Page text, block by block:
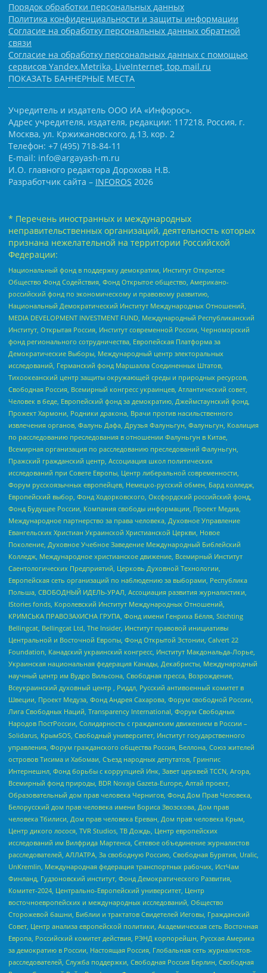
Порядок обработки персональных данных
Политика конфиденциальности и защиты информации
Согласие на обработку персональных данных обратной
связи
Согласие на обработку персональных данных с помощью
сервисов Yandex.Metrika, LiveInternet, top.mail.ru
ПОКАЗАТЬ БАННЕРНЫЕ МЕСТА
Учредитель и издатель ООО ИА «Инфорос».
Адрес учредителя, издателя, редакции: 117218, Россия, г.
Москва, ул. Кржижановского, д.13, кор. 2
Телефон: +7 (495) 718-84-11
E-mail: info@argayash-m.ru
И.О. главного редактора Дорохова Н.В.
Разработчик сайта – INFOROS 2026
* Перечень иностранных и международных
неправительственных организаций, деятельность которых
признана нежелательной на территории Российской
Федерации:
Национальный фонд в поддержку демократии, Институт Открытое
Общество Фонд Содействия, Фонд Открытое общество, Американо-
российский фонд по экономическому и правовому развитию,
Национальный Демократический Институт Международных Отношений,
MEDIA DEVELOPMENT INVESTMENT FUND, Международный Республиканский
Институт, Открытая Россия, Институт современной России, Черноморский
фонд регионального сотрудничества, Европейская Платформа за
Демократические Выборы, Международный центр электоральных
исследований, Германский фонд Маршалла Соединенных Штатов,
Тихоокеанский центр защиты окружающей среды и природных ресурсов,
Свободная Россия, Всемирный конгресс украинцев, Атлантический совет,
Человек в беде, Европейский фонд за демократию, Джеймстаунский фонд,
Прожект Хармони, Родники дракона, Врачи против насильственного
извлечения органов, Фалунь Дафа, Друзья Фалуньгун, Фалуньгун, Коалиция
по расследованию преследования в отношении Фалуньгун в Китае,
Всемирная организация по расследованию преследований Фалуньгун,
Пражский гражданский центр, Ассоциация школ политических
исследований при Совете Европы, Центр либеральной современности,
Форум русскоязычных европейцев, Немецко-русский обмен, Бард колледж,
Европейский выбор, Фонд Ходорковского, Оксфордский российский фонд,
Фонд Будущее России, Компания свободы информации, Проект Медиа,
Международное партнерство за права человека, Духовное Управление
Евангельских Христиан Украинской Христианской Церкви, Новое
Поколение, Духовное Учебное Заведение Международный Библейский
Колледж, Международное христианское движение, Всемирный Институт
Саентологических Предприятий, Церковь Духовной Технологии,
Европейская сеть организаций по наблюдению за выборами, Республика
Польша, СВОБОДНЫЙ ИДЕЛЬ-УРАЛ, Ассоциация развития журналистики,
IStories fonds, Королевский Институт Международных Отношений,
КРИМСЬКА ПРАВОЗАХИСНА ГРУПА, Фонд имени Генриха Бёлля, Stichting
Bellingcat, Bellingcat Ltd, The Insider, Институт правовой инициативы
Центральной и Восточной Европы, Фонд Открытой Эстонии, Calvert 22
Foundation, Канадский украинский конгресс, Институт Макдональда-Лорье,
Украинская национальная федерация Канады, Декабристы, Международный
научный центр им Вудро Вильсона, Свободная пресса, Возрождение,
Всеукраинский духовный центр , Риддл, Русский антивоенный комитет в
Швеции, Проект Медуза, Фонд Андрея Сахарова, Форум свободной России,
Лига Свободных Наций, Transparеncy International, Форум Свободных
Народов ПостРоссии, Солидарность с гражданским движением в России –
Solidarus, КрымSOS, Свободный университет, Институт государственного
управления, Форум гражданского общества Россия, Беллона, Союз жителей
островов Тисима и Хабомаи, Съезд народных депутатов, Гринпис
Интернешнл, Фонд борьбы с коррупцией Инк, Завет церквей TCCN, Агора,
Всемирный фонд природы, BDR Novaja Gazeta-Europe, Алтай проект,
Образовательный дом прав человека Чернигов, Фонд Дом Прав Человека,
Белорусский дом прав человека имени Бориса Звозскова, Дом прав
человека Тбилиси, Дом прав человека Ереван, Дом прав человека Крым,
Центр дикого лосося, TVR Studios, ТВ Дождь, Центр европейских
исследований им Вилфрида Мартенса, Сетевое объединение журналистов
расследователей, АЛЛАТРА, За свободную Россию, Свободная Бурятия, Uralic,
UnKremlin, Международная федерация транспортных рабочих, ИстЧам
Финланд, Гудзоновский институт, Фонд Демократического Развития,
Комитет-2024, Центрально-Европейский университет, Центр
восточноевропейских и международных исследований, Общество
Сторожевой башни, Библии и трактатов Свидетелей Иеговы, Гражданский
Совет, Центр анализа европейской политики, Академическая сеть Восточная
Европа, Российский комитет действия, РЭНД корпорейшн, Русская Америка
за демократию в России, Настоящая Россия, Глобальная сеть журналистов-
расследователей, Служба поддержки, Свободная Россия Берлин, Свободная